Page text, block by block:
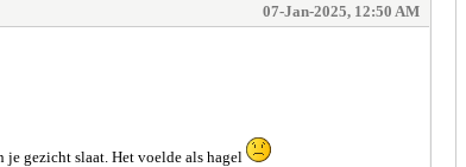
07-Jan-2025, 12:50 AM
gezicht slaat. Het voelde als hagel